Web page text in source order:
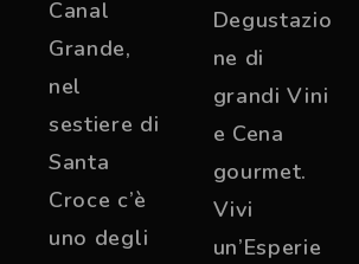
Canal
Grande,
nel
sestiere di
Santa
Croce c’è
uno degli
Degustazio
ne di
grandi Vini
e Cena
gourmet.
Vivi
un’Esperie